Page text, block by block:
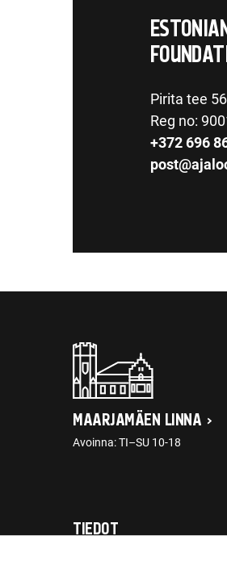
Pirita tee
Reg no:
+372 696
MAARJAMÄEN LINNA
Avoinna: TI–SU 10-18
TIEDOT